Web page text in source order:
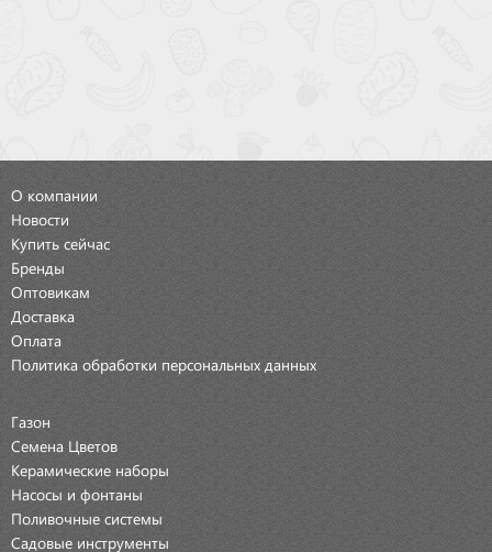
О компании
Новости
Купить сейчас
Бренды
Оптовикам
Доставка
Оплата
Политика обработки персональных данных
Газон
Семена Цветов
Керамические наборы
Насосы и фонтаны
Поливочные системы
Садовые инструменты